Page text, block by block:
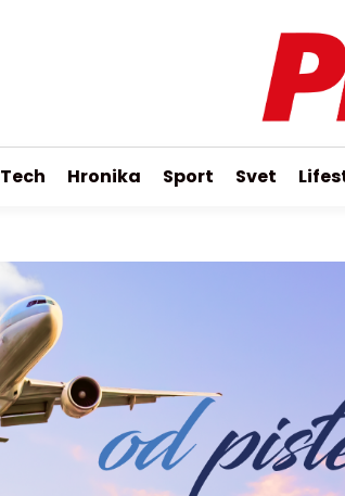
Tech Hronika Sport Svet